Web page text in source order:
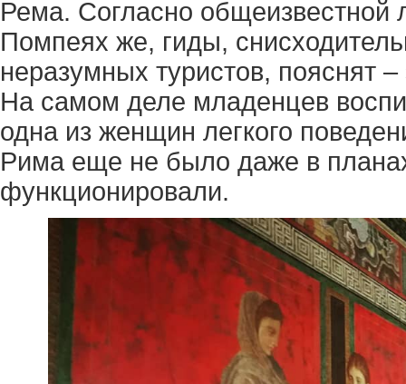
Рема. Согласно общеизвестной
Помпеях же, гиды,
неразумных туристов, пояснят
На самом деле младенцев
одна из женщин легкого
Рима еще не было даже в
функционировали.